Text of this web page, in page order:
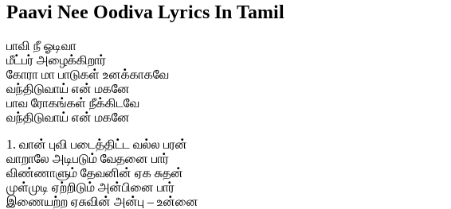
Paavi Nee Oodiva Lyrics In Tamil
பாவி நீ ஓடிவா
மீட்பர் அழைக்கிறார்
கோரா மா பாடுகள் உனக்காகவே
வந்திடுவாய் என் மகனே
பாவ ரோகங்கள் நீக்கிடவே
வந்திடுவாய் என் மகனே
1. வான் புவி படைத்திட்ட வல்ல பரன்
வாறாலே அடிபடும் வேதனை பார்
விண்ணாளும் தேவனின் ஏக சுதன்
முள்முடி ஏற்றிடும் அன்பினை பார்
இணையற்ற ஏசுவின் அன்பு – உன்னை